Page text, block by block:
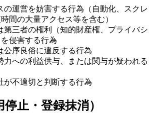
の運営を妨害する行為（自動化、スクレ
間の大量アクセス等を含む）
第三者の権利（知的財産権、プライバシ
侵害する行為
公序良俗に違反する行為
力への利益供与、または関与が疑われる
が不適切と判断する行為
止・登録抹消）